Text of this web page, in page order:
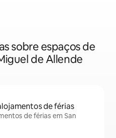
sobre espaços de
de Allende
de férias
de férias em San